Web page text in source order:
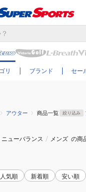
リ ブランド セー
さらに絞り込む
アウター 商品一覧 絞り込み
ニューバランス / メンズ の商
人気順 新着順 安い順